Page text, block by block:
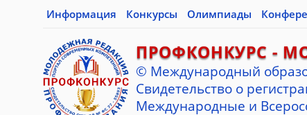
Информация Конкурсы Олимпиады
ПРОФКОНКУРС -
© Международный
Cвидетельство о
Международные и